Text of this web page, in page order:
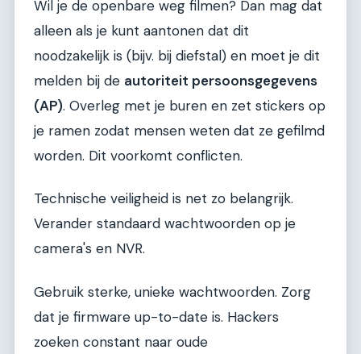
Wil je de openbare weg filmen? Dan mag dat
alleen als je kunt aantonen dat dit
noodzakelijk is (bijv. bij diefstal) en moet je dit
melden bij de autoriteit persoonsgegevens
(AP). Overleg met je buren en zet stickers op
je ramen zodat mensen weten dat ze gefilmd
worden. Dit voorkomt conflicten.
Technische veiligheid is net zo belangrijk.
Verander standaard wachtwoorden op je
camera's en NVR.
Gebruik sterke, unieke wachtwoorden. Zorg
dat je firmware up-to-date is. Hackers
zoeken constant naar oude